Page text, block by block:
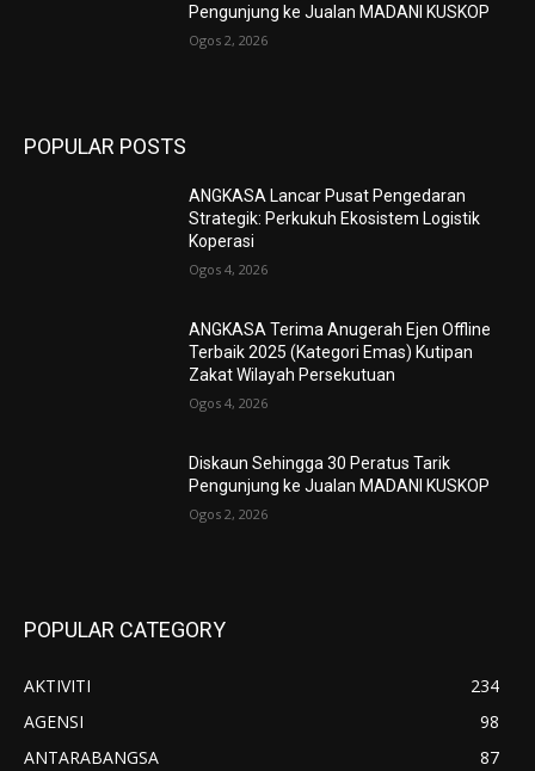
Pengunjung ke Jualan MADANI KUSKOP
Ogos 2, 2026
POPULAR POSTS
ANGKASA Lancar Pusat Pengedaran
Strategik: Perkukuh Ekosistem Logistik
Koperasi
Ogos 4, 2026
ANGKASA Terima Anugerah Ejen Offline
Terbaik 2025 (Kategori Emas) Kutipan
Zakat Wilayah Persekutuan
Ogos 4, 2026
Diskaun Sehingga 30 Peratus Tarik
Pengunjung ke Jualan MADANI KUSKOP
Ogos 2, 2026
POPULAR CATEGORY
AKTIVITI
234
AGENSI
98
ANTARABANGSA
87